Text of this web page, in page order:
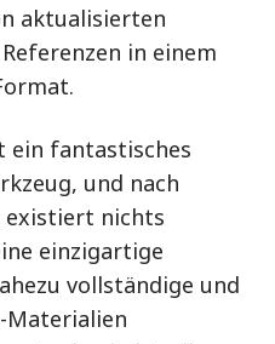
aktualisierten
in einem
ein fantastisches
und nach
existiert nichts
einzigartige
vollständige und
Materialien